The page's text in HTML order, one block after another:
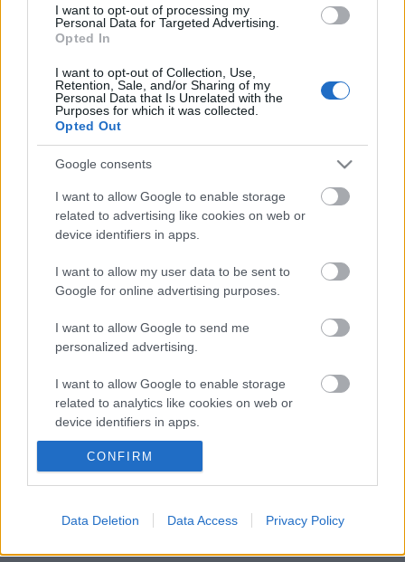
I want to opt-out of processing my
Personal Data for Targeted Advertising.
Opted In
I want to opt-out of Collection, Use,
Retention, Sale, and/or Sharing of my
Personal Data that Is Unrelated with the
Purposes for which it was collected.
Opted Out
Google consents
I want to allow Google to enable storage
related to advertising like cookies on web or
device identifiers in apps.
I want to allow my user data to be sent to
Google for online advertising purposes.
I want to allow Google to send me
personalized advertising.
I want to allow Google to enable storage
related to analytics like cookies on web or
device identifiers in apps.
I want to allow Google to enable storage
I want to allow Google to enable storage
CONFIRM
Data Deletion Data Access Privacy Policy
megismerésében, ha a sötét oldal titkait kutatjuk? S
ha elérünk a személyiség legmélyebb rétegeihez, ha
megtapasztaltuk gonosz énünk lényegét, van-e
visszaút társadalmi létünkbe? A kérdésekben
felvetett problémákra Dr. Jekyll merész megoldást
talál: önmagán próbálja ki a szérumot. Azonban a
választ, a borzalmas bizonyosságot már Mr. Edward
Hyde-tól tudjuk meg...
Forrás: Musical Színház
Ajánlott bejegyzések:
Augusztusban jön az év legvidámabb
hete
Színház érzékenyítő fesztiválja